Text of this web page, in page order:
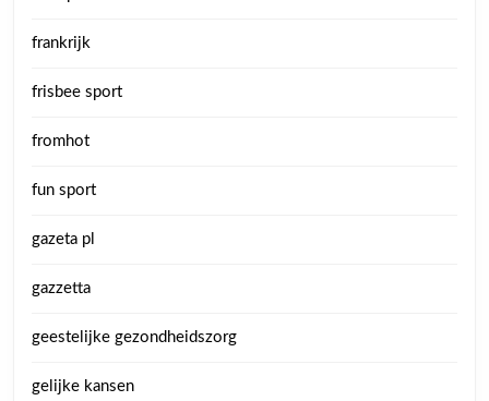
frankrijk
frisbee sport
fromhot
fun sport
gazeta pl
gazzetta
geestelijke gezondheidszorg
gelijke kansen